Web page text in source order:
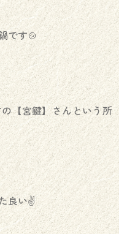
です🍲
【宮鍵】さんという所
良い✌️